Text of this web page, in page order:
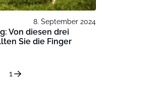
8. September 2024
Von diesen drei
Sie die Finger
1